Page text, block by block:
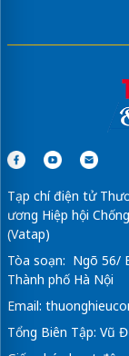
Tạp chí điện tử
ương Hiệp hội
(Vatap)
Tòa soạn: Ngõ 56/
Thành phố Hà Nội
Email:
Tổng Biên Tập: Vũ